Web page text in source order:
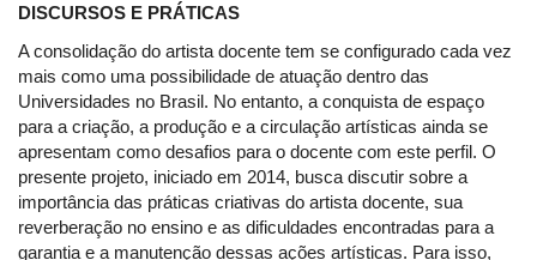
DISCURSOS E PRÁTICAS
A consolidação do artista docente tem se configurado cada vez
mais como uma possibilidade de atuação dentro das
Universidades no Brasil. No entanto, a conquista de espaço
para a criação, a produção e a circulação artísticas ainda se
apresentam como desafios para o docente com este perfil. O
presente projeto, iniciado em 2014, busca discutir sobre a
importância das práticas criativas do artista docente, sua
reverberação no ensino e as dificuldades encontradas para a
garantia e a manutenção dessas ações artísticas. Para isso,